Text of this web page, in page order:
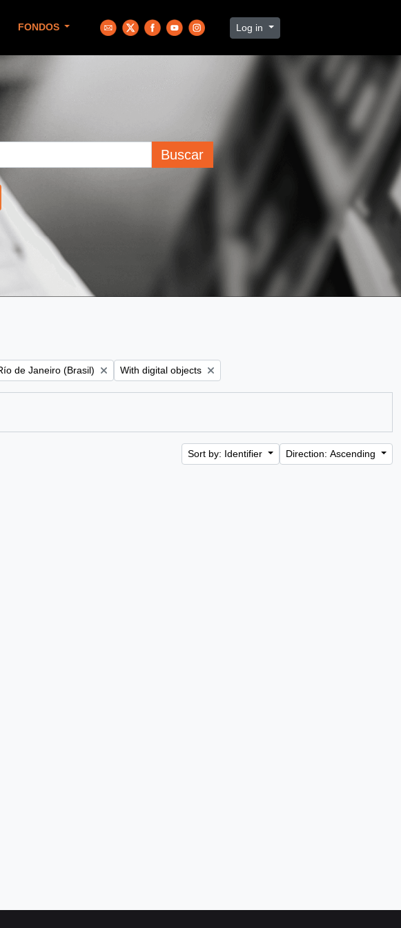
FONDOS Log in
Buscar
filter:
de Janeiro (Brasil) Remove filter:
With digital objects
Sort by: Identifier Direction: Ascending